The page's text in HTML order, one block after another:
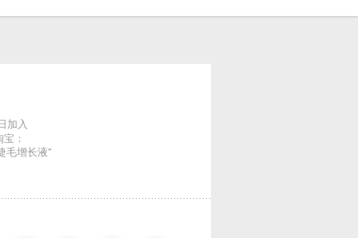
加入
：
增长液”